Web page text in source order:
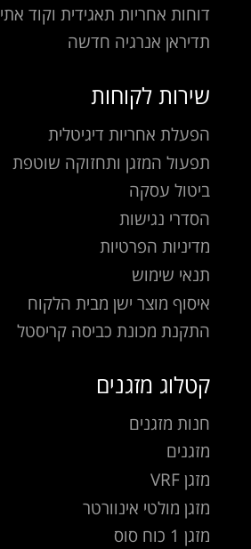
דוחות אחריות תאגידית וקוד אתי
תדיראן אנרגיה חדשה
שירות לקוחות
הפעלת אחריות דיגיטלית
תפעול המזגן ותחזוקה שוטפת
ביטול עסקה
הסדרי נגישות
מדיניות הפרטיות
תנאי שימוש
איסוף מוצר ישן מבית הלקוח
התקנת מכונת כביסה קריסטל
קטלוג מזגנים
חנות מזגנים
מזגנים
מזגן VRF
מזגן מולטי אינוורטר
מזגן 1 כוח סוס